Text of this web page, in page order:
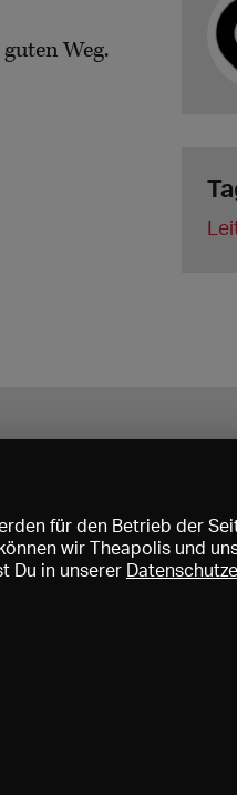
Weg.
für den Betrieb der
wir Theapolis und
Du in unserer